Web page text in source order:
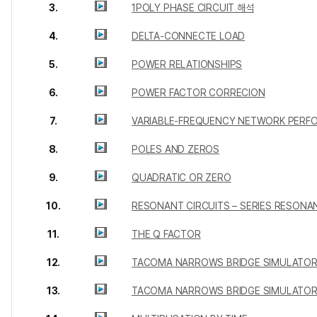
3. 1POLY PHASE CIRCUIT 해석
4. DELTA-CONNECTE LOAD
5. POWER RELATIONSHIPS
6. POWER FACTOR CORRECION
7. VARIABLE-FREQUENCY NETWORK
8. POLES AND ZEROS
9. QUADRATIC OR ZERO
10. RESONANT CIRCUITS – SERIES
11. THE Q FACTOR
12. TACOMA NARROWS BRIDGE SIMULATOR
13. TACOMA NARROWS BRIDGE SIMULATOR